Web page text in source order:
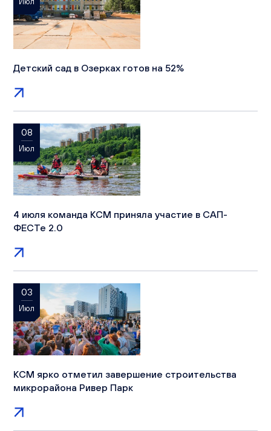
Детский сад в Озерках готов на 52%
08
Июл
4 июля команда КСМ приняла участие в САП-
ФЕСТе 2.0
03
Июл
КСМ ярко отметил завершение строительства
микрорайона Ривер Парк